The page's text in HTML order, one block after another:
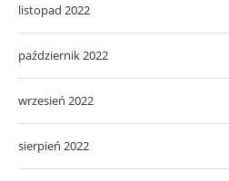
listopad 2022
październik 2022
wrzesień 2022
sierpień 2022